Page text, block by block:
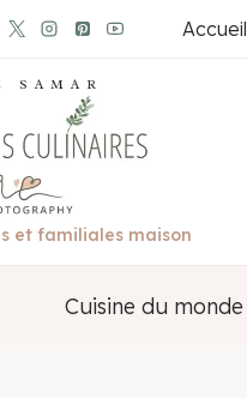
Accueil
SAMAR
et familiales maison
Cuisine du monde